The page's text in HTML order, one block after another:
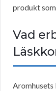
produkt
Vad
Aromhusets